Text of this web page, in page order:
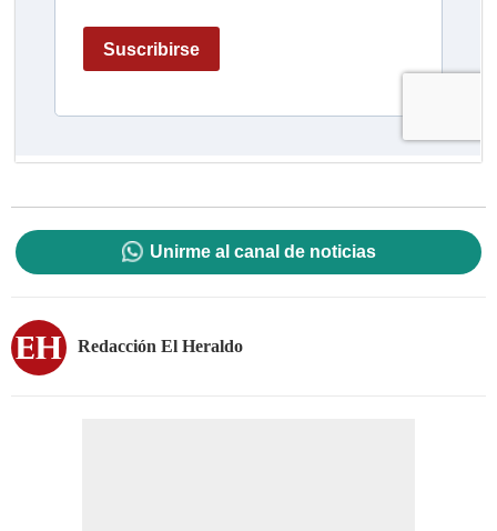
Unirme al canal de noticias
Redacción El Heraldo